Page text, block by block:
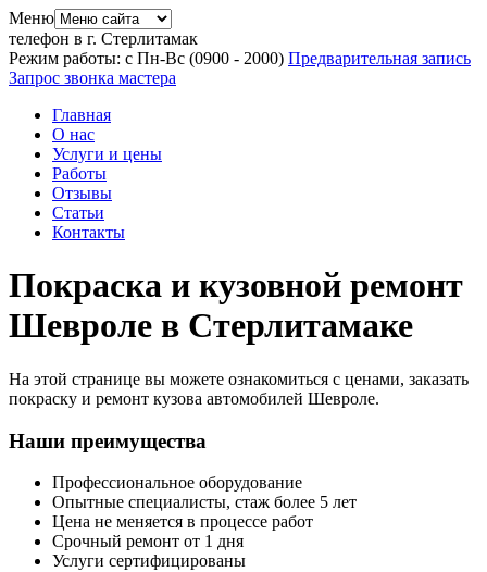
Меню
телефон в г. Стерлитамак
Режим работы: с Пн-Вс (0900 - 2000) Предварительная запись
Запрос звонка мастера
Главная
О нас
Услуги и цены
Работы
Отзывы
Статьи
Контакты
Покраска и кузовной ремонт
Шевроле в Стерлитамаке
На этой странице вы можете ознакомиться с ценами, заказать
покраску и ремонт кузова автомобилей Шевроле.
Наши преимущества
Профессиональное оборудование
Опытные специалисты, стаж более 5 лет
Цена не меняется в процессе работ
Срочный ремонт от 1 дня
Услуги сертифицированы